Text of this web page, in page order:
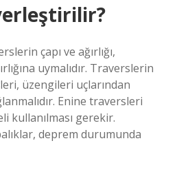
çapı ve ağırlığı,
uymalıdır. Traverslerin
üzengileri uçlarından
Enine traversleri
kullanılması gerekir.
deprem durumunda